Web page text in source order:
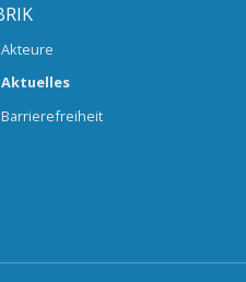
Akteure
Aktuelles
Barrierefreiheit